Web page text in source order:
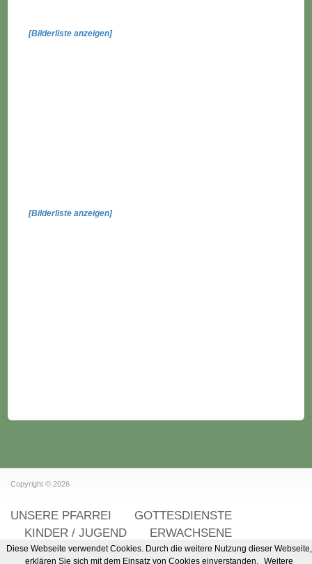
[Bilderliste anzeigen]
[Bilderliste anzeigen]
Copyright © 2026
UNSERE PFARREI
GOTTESDIENSTE
KINDER / JUGEND
ERWACHSENE
SENIOREN
Diese Webseite verwendet Cookies. Durch die weitere Nutzung dieser Webseite,
erklären Sie sich mit dem Einsatz von Cookies einverstanden.
Weitere